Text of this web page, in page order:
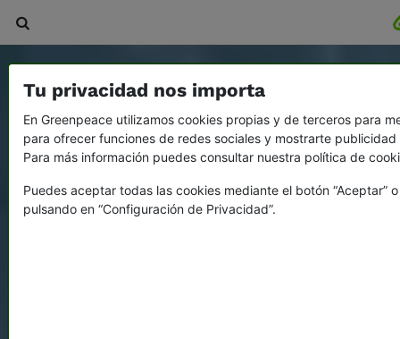
Tu privacidad nos importa
En Greenpeace utilizamos cookies propias y de terceros para
para ofrecer funciones de redes sociales y mostrarte
Para más información puedes consultar nuestra política de
Puedes aceptar todas las cookies mediante el botón
pulsando en “Configuración de Privacidad”.